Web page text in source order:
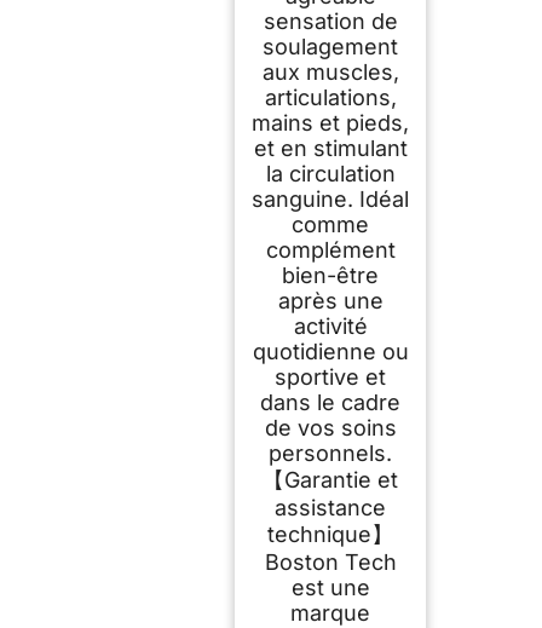
sensation de
soulagement
aux muscles,
articulations,
mains et pieds,
et en stimulant
la circulation
sanguine. Idéal
comme
complément
bien-être
après une
activité
quotidienne ou
sportive et
dans le cadre
de vos soins
personnels.
【Garantie et
assistance
technique】
Boston Tech
est une
marque